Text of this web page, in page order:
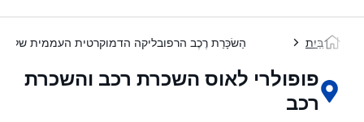
בַּיִת הַשׂכָּרַת רֶכֶב הרפובליקה הדמוקרטית העממית של
פופולרי לאוס השכרת רכב והשכרת
רכב